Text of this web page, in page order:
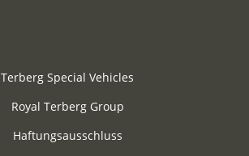
Terberg Special Vehicles
Royal Terberg Group
Haftungsausschluss